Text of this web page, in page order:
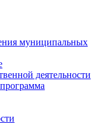
муниципальных
деятельности